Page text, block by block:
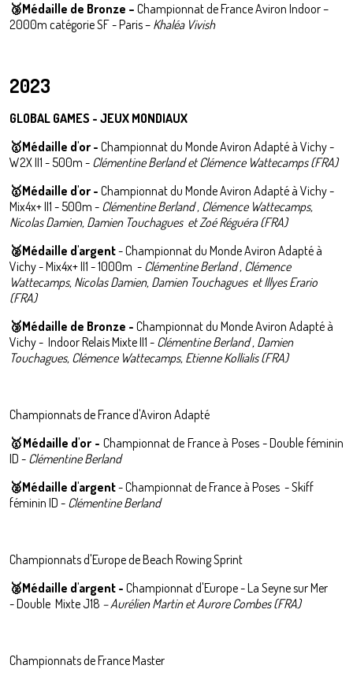
🥉Médaille de Bronze – Championnat de France Aviron Indoor –
2000m catégorie SF - Paris – Khaléa Vivish
2023
GLOBAL GAMES - JEUX MONDIAUX
🥇Médaille d'or - Championnat du Monde Aviron Adapté à Vichy -
W2X II1 - 500m - Clémentine Berland et Clémence Wattecamps (FRA)
🥇Médaille d'or - Championnat du Monde Aviron Adapté à Vichy -
Mix4x+ II1 - 500m - Clémentine Berland , Clémence Wattecamps,
Nicolas Damien, Damien Touchagues et Zoé Réguéra (FRA)
🥈Médaille d'argent-Championnat du Monde Aviron Adapté à
Vichy - Mix4x+ II1 - 1000m - Clémentine Berland , Clémence
Wattecamps, Nicolas Damien, Damien Touchagues et Illyes Erario
(FRA)
🥉Médaille de Bronze - Championnat du Monde Aviron Adapté à
Vichy - Indoor Relais Mixte II1 - Clémentine Berland , Damien
Touchagues, Clémence Wattecamps, Etienne Kollialis(FRA)
Championnats de France d'Aviron Adapté
🥇Médaille d'or - Championnat de France à Poses - Double féminin
ID - Clémentine Berland
🥈Médaille d'argent-Championnat de France à Poses - Skiff
féminin ID - Clémentine Berland
Championnats d'Europe de Beach Rowing Sprint
🥈Médaille d'argent - Championnat d'Europe - La Seyne sur Mer
- Double Mixte J18 – Aurélien Martin et Aurore Combes (FRA)
Championnats de France Master